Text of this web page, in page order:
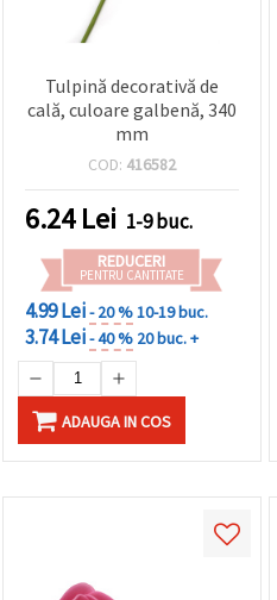
Tulpină decorativă de
cală, culoare galbenă, 340
mm
COD: 416582
6.24Lei 1-9 buc.
REDUCERI
PENTRU CANTITATE
4.99 Lei- 20 %10-19 buc.
3.74 Lei- 40 % 20 buc. +
ADAUGA IN COS